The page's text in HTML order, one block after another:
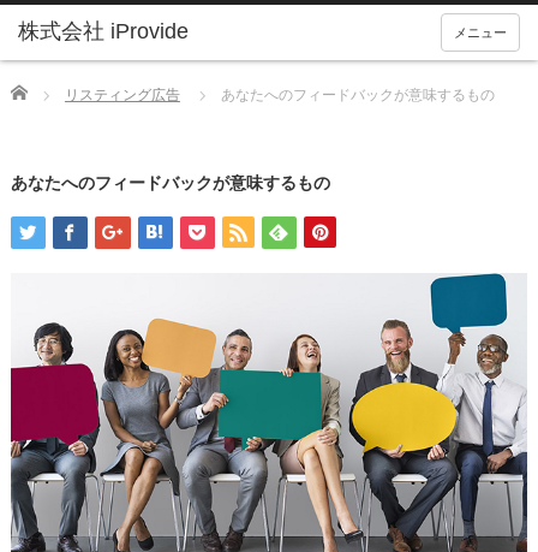
メニュー
Home リスティング広告 あなたへのフィードバックが意味するもの
あなたへのフィードバックが意味するもの